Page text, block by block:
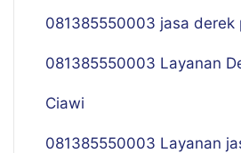
081385550003 jasa derek
081385550003 Layanan
Ciawi
081385550003 Layanan